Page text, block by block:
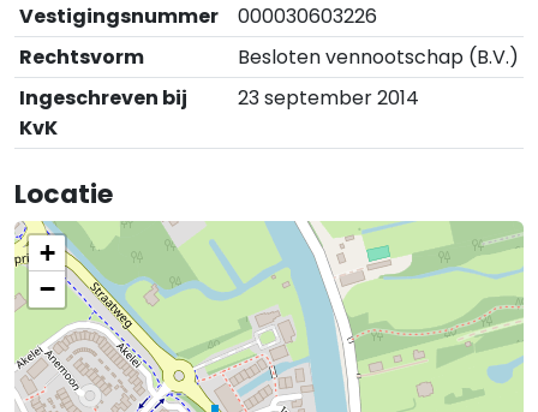
Vestigingsnummer
000030603226
Rechtsvorm
Besloten vennootschap (B.V.)
Ingeschreven bij
KvK
23 september 2014
Locatie
+
−